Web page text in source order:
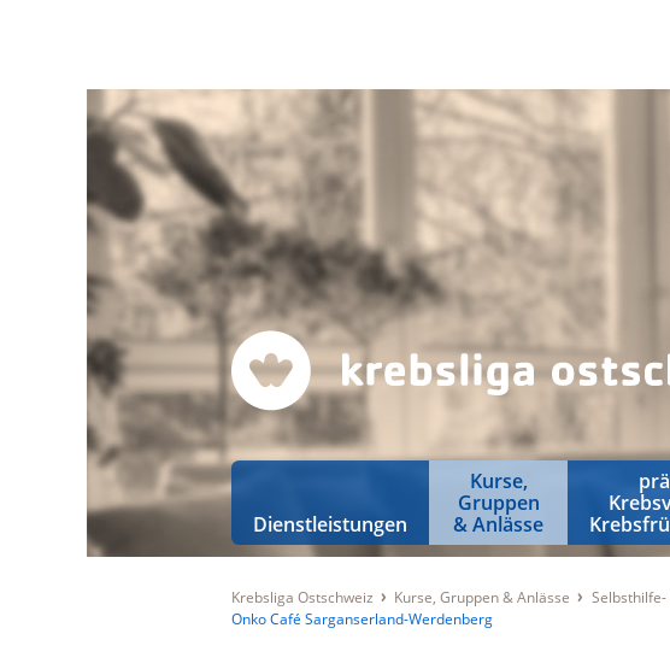
Dienstleistungen
Kurse,
Gruppen
& Anlässe
Krebsliga Ostschweiz Kurse, Gruppen & Anlässe
Onko Café Sarganserland-Werdenberg